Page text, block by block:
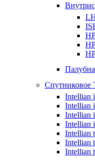
Спутниковое
Intellian
Intellian
Intellian
Intellian
Intellian
Intellian
Intellian